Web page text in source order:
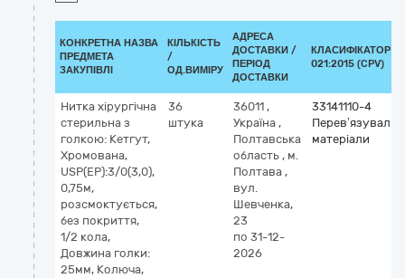
КОНКРЕТНА НАЗВА
ПРЕДМЕТА
ЗАКУПІВЛІ
КІЛЬКІСТЬ
/
ОД.ВИМІРУ
АДРЕСА
ДОСТАВКИ /
ПЕРІОД
ДОСТАВКИ
КЛАСИФІКАТОР
021:2015 (CPV)
Нитка хірургічна
стерильна з
голкою: Кетгут,
Хромована,
USP(EP):3/0(3,0),
0,75м,
розсмоктується,
без покриття,
1/2 кола,
Довжина голки:
25мм, Колюча,
36
штука
36011 ,
Україна ,
Полтавська
область , м.
Полтава ,
вул.
Шевченка,
23
по 31-12-
2026
33141110-4
матеріали